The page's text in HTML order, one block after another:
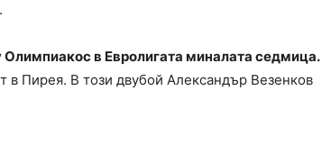
в Евролигата миналата седмица.
в Пирея. В този двубой Александър Везенков